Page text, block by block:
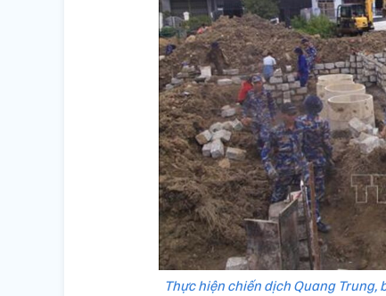
Thực hiện chiến dịch Quang Trung,